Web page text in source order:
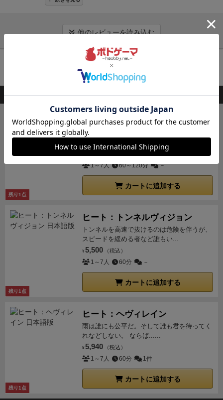
埋まっているときはその隣のマスに止まります。止ま
に止まります。 ・２台が並んでいるときはレースラ
ラウンドではこの車の方が先に移動します。
でいる途中はどちらの車線を走ってもかまいません。
コース取りに意味はありません。
■７ スリップストリーム
のすぐ後ろは気圧が低くなっています。これをスリッ
プストリームと言います。スリップストリ－ムの中に
入ると空気抵抗が小さくなりこれを利用して加速して
他の車を抜き去ることができます。・このゲームで
は車の隣と真後ろのマスがスリップストリームのマス
です。このマスで止まった車はさらに２マス進むこと
１マスだけにすることはできません。・１手番に2
回スリップストリーム効果を使うことはできません。
（プレイヤーボードの説明）■８ ステップ１（必
須）：ギアのシフト ・プレイヤーボードのギアは１
速から４速まであります。ギアを変えることをギアを
シフトすると言います。ギアを１速に入れるとスピー
ドが遅くなり４速に入れると速くなります。このゲー
てその数字分進めます。２速のときは必ず２枚出して
その合計分進めます。以下同様です。・ラウンドの
最初のステップ１はギアのシフトです。全員一斉に行
・このときギアを１つ上げるか下げるか変
は１速に入っていますが，１ラウンドの初めに２速に
入れることもできるわけです。・２段階上げたり下
開できる。・ギアシフト～出すカード選択までを全員
同時にプロットするので、最大6人プレイでもダウン
タイムが少なく、かなりテンポよくプレイできる。
最初からコースがアメリカ、イギリス、フランス、イ
タリアの4コースあり、それぞれのコースで特徴や攻
め方が変わるため、基本だけでもある程度リプレイ性
が確保されている。などがあります。基本ルールだけ
でもレースゲームとして高い完成度を誇りますが、や
や単純、淡白な印象はあります。全員同じデッキ内容
ですし、攻め方のセオリー固定化も早いでしょう。こ
こまでだと物足りなく感じる人も多いと思われます。
でコアなボードゲーマーも満足できるゲームとなりま
【上級ルール】「ガレージモジュール」、「天候
3つの選択モジュールと、前の試合を引き継いで連戦
する「チャンピオンシップルール」をプレイ可能にな
「ガレージモジュール」
ぶ改良カードが追加されるモジュールです。
がらも大幅な加速を得られる「四輪駆動」や、コーナ
リング性能を変化させる「タイヤ」、細かい速度調整
った効果が設定されており、これらをゲーム開始時に
ドラフトでデッキに加えて自分の車に個性を付与して
いきます。直線の加速が強い車やカーブに強い車、エ
ンジン冷却性能が高い車など、自分の好みや走るコー
スに合わせた改良ができるようになります。
ュールだけでも基本にない「自分の車をカスタマイズ
する楽しさ」と「改良した車を実際に走らせてみたい
ワクワク感」が得られるため、一気に面白くなると思
カーの最上位クラスと位置づけ、
フロントエンジン時代そして世界各国のグランプリか
定し、その年度の優勝者を決める
まり、1950年5月13日に
で開幕となった。当初のレーシングカーはエンジンの
らしく（馬車を引く動力＝馬は常に前にあるという発
想）、ズングリした葉巻型と呼ばれるフォーミュラカ
ーが走っていた。
マセラティ などイタリア系ワー
クス・チームの争いとなっていたが、1958年にドライ
バーだけでなくコンストラクターズ選手権も行われる
タス、ブラバムなど英国製のマシンが大活躍するよう
盛の時代エンジンを運転席の後方に置くミッドシップ
マシンはグランプリ時代から存在はしていたのだが、
F1当初の大半はフロントエンジンであった。しかし、
の開発したT43（
ルゼンチングランプリで初優勝を飾ったことにより、
急速にミッドシップへの移行が進む。ミッドシップマ
シンは、車体の中で最も重量の大きいエンジンを車体
荷重がかかることから駆動力を効果的に路面に伝える
ことが大きな利点と考えられている。このためマシン
の運動性能は飛躍的に向上し、モナコGPのポールポジ
ションタイムを比較すると、1950年と60年では14秒
が、「走る実験室」のごとくレーシングカーの性能向
れていまして、(既に６時間ほどボードゲームをこなし
あって、今回は簡単な効果のものを選ぶ事にしまし
それはともかく、効果がアイコン化されていて言
語依存が無いのは良いけど、アイコンのサマリー(手元
ワーアップ要素(追加カード入手)が無く、最後まで同
じデッキを回し続ける事の作業感。デッキを扱うゲー
ムとしてはやや物足りなさがありました。(完全な妄想
ですが、例えばピット(レース中の車両整備エリア)に
りなら無理してでも暫定トップを取るモチベーション
になるのに。※拡張の「ハードレイン」の内容は未確
カーブをなるべく速く駆け抜ける事が重要であり、ギ
リギリのスピードを狙ってカードを使っていきます。
そのヒリつき感を楽しむゲームのようです。
えて、カーブではスピード規制が厳しく、しばしば
子状態になってスリップストリームの処理が発生しま
ゲームのインタラクションはこの運任せなス
リップストリームくらいしかないので、そこが残念な
で走る車によって作られる亜真空トンネルに入ること
で空気抵抗を劇的に減らし、一気に加速して前に出る
ことを可能にする実在する物理現象です。
順位が絶えず入れ替わる感じですが、勝負に勝つ事を
考えればその過程に意味はなく、最後のホームストレ
抜けられるかがプレイングの全てです。しかし、その
ともいえる完成度になっている。
数字が書かれたカードを１〜４枚プレイして、その合
計数だけ進み、コースを２〜３周（マップによって違
ただし、コーナーを曲がるときに一定の速度を超える
と、最初に６枚配られているヒートカードが制限速度
を超えた分だけ、デッキに入り込んできて、お邪魔カ
ードとなる。なので、ヒートカードをできる限りデッ
キに入れないようにプレイしようと最初は思うのだ
が、実はヒートカードを手に入れないようにプレイす
るのではなく、ヒートカードを手に入れてしまうリス
クをふまえて、スピードをコントロールして、他のプ
レイヤーと差をつけるところがこのゲームの面白いと
ころである。普通のレースゲームであれば、このヒー
トカードはHPみたいなもので、なくなると脱落するル
ールのものが多く、結果的にいかに速度オーバーしな
ゲームになるのだが、このゲームでは、ヒートカード
がなくなっても、脱落することはなく、そこまで大き
なペナルティはない（といっても、スピンという処理
扱いでコーナー手前まで戻されるし、ランダム数字の
ではないが）ため、いかにヒートカードをコントロー
ルできるかがポイントとなっているのが、他のレース
代のレースゲームといった感じで、昔の名作レースゲ
ームでいえば、アベカエサルとかがあげられるだろう
が、あちらはレーンが埋まっていると進めなかった
り、進めないと脱落するなど、他のプレイヤーとの場
所取りのインタラクションが重要だったが、こちらは
２レーンしかなく、同じマスに止まれないものの、通
他のレビューを読み込む
カートに追加する
「ヒート」の関連商品
残り1点
ヒート：ロッキーロード
砂漠の灼熱は容赦なしだ。だが君も負けては
いない… ならば……アクセル...
1～7人 60～120分 －
カートに追加する
残り1点
ヒート：トンネルヴィジョン
トンネルを高速で抜けるのは危険を伴うが、
スピードを緩める者など誰もい...
¥ 5,500 （税込）
1～7人 60分 －
カートに追加する
残り1点
ヒート：ヘヴィレイン
雨は誰にも公平だ。そして誰も君を待ってく
れなどしない。 ならば......
¥ 5,940 （税込）
1～7人 60分 1件
カートに追加する